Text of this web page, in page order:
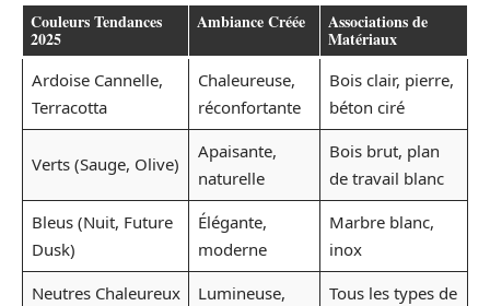
Couleurs Tendances
2025
Ambiance Créée Associations de
Matériaux
Ardoise Cannelle,
Terracotta
Chaleureuse,
réconfortante
Bois clair, pierre,
béton ciré
Verts (Sauge, Olive)
Apaisante,
naturelle
Bois brut, plan
de travail blanc
Bleus (Nuit, Future
Dusk)
Élégante,
moderne
Marbre blanc,
inox
Neutres Chaleureux
Lumineuse,
Tous les types de